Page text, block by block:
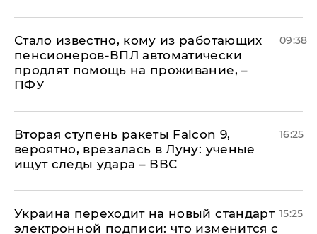
Стало известно, кому из работающих
пенсионеров-ВПЛ автоматически
продлят помощь на проживание, –
ПФУ
09:38
Вторая ступень ракеты Falcon 9,
вероятно, врезалась в Луну: ученые
ищут следы удара – ВВС
16:25
Украина переходит на новый стандарт
электронной подписи: что изменится с
15:25